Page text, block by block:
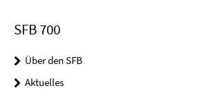
SFB 700
Über den SFB
Aktuelles